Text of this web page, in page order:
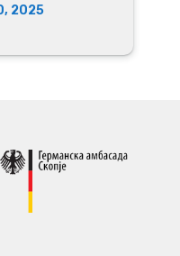
2025